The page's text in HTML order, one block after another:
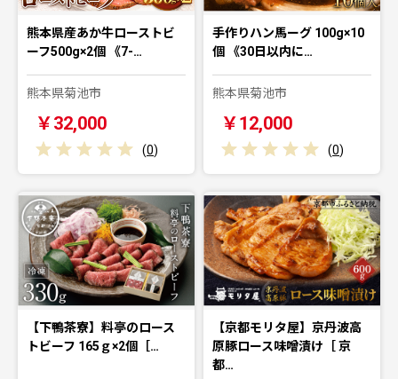
熊本県産あか牛ローストビ
ーフ500g×2個 《7-…
熊本県菊池市
￥32,000
(0)
手作りハン馬ーグ 100g×10
個 《30日以内に…
熊本県菊池市
￥12,000
(0)
【下鴨茶寮】料亭のロース
トビーフ 165ｇ×2個［…
【京都モリタ屋】京丹波高
原豚ロース味噌漬け［ 京
都…